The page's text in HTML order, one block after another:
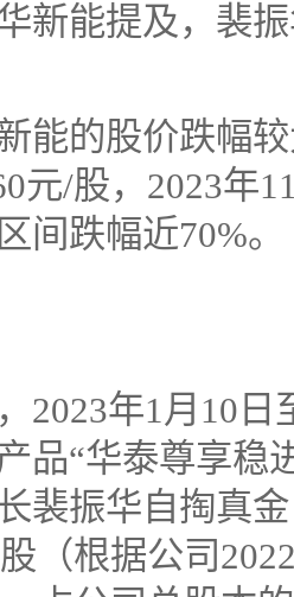
新能提及，裴
能的股价跌幅
元/股，2023年
间跌幅近70%。
2023年1月10
品“华泰尊享稳
裴振华自掏真
（根据公司